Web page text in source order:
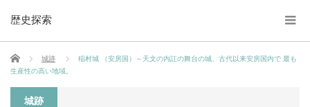
歴史探索
ホーム 城跡
稲村城 （安房国）～天文の内訌の舞台の城、古代以来安房国内で 最も
生産性の高い地域。
城跡